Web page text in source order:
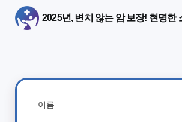
2025년, 변치 않는 암 보장! 현명